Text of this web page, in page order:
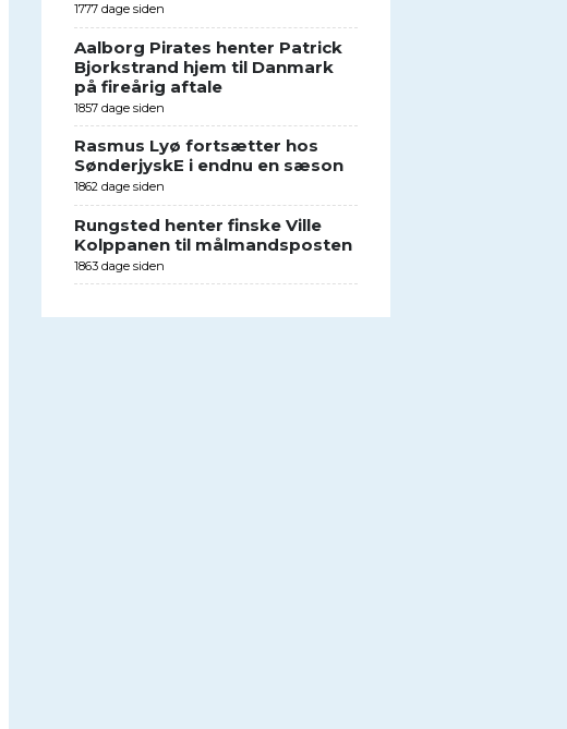
1777 dage siden
Aalborg Pirates henter Patrick
Bjorkstrand hjem til Danmark
på fireårig aftale
1857 dage siden
Rasmus Lyø fortsætter hos
SønderjyskE i endnu en sæson
1862 dage siden
Rungsted henter finske Ville
Kolppanen til målmandsposten
1863 dage siden